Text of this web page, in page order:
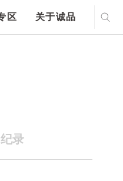
区 关于诚品
录